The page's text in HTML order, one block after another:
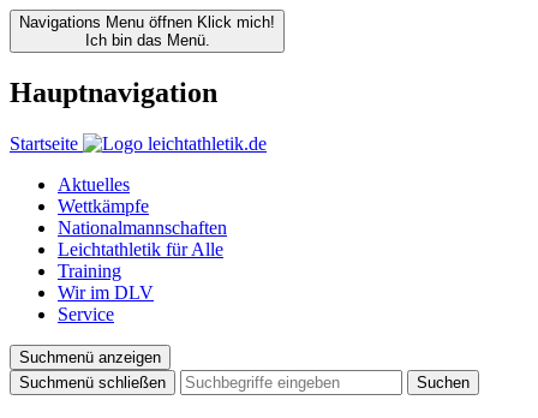
Navigations Menu öffnen Klick mich!
Ich bin das Menü.
Hauptnavigation
Startseite
Aktuelles
Wettkämpfe
Nationalmannschaften
Leichtathletik für Alle
Training
Wir im DLV
Service
Suchmenü anzeigen
Suchmenü schließen
Suchen